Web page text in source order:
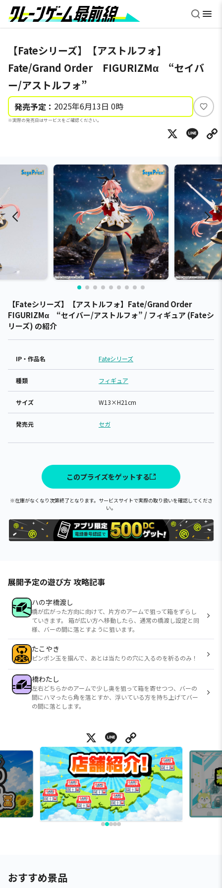
【Fateシリーズ】【アストルフォ】
Fate/Grand Order FIGURIZMα “セイバ
ー/アストルフォ”
発売予定： 2025年6月13日 0時
※実際の発売日はサービスをご確認ください。
い
ね
X
【Fateシリーズ】【アストルフォ】Fate/Grand Order
FIGURIZMα “セイバー/アストルフォ” / フィギュア (Fateシ
リーズ) の紹介
IP・作品名 Fateシリーズ
種類 フィギュア
サイズ W13×H21cm
発売元 セガ
このプライズをゲットする
※在庫がなくなり次第終了となります。サービスサイトで実際の取り扱いを確認してくださ
い。
展開予定の遊び方 攻略記事
ハの字橋渡し
橋が広がった方向に向けて、片方のアームで狙って箱をずらし
ていきます。 箱が広い方へ移動したら、通常の橋渡し設定と同
様、バーの間に落とすように狙います。
たこやき
ピンポン玉を掴んで、あとは当たりの穴に入るのを祈るのみ！
橋わたし
左右どちらかのアームで少し奥を狙って箱を寄せつつ、バーの
間にハマったら角を落とすか、浮いている方を持ち上げてバー
の間に落とします。
X Line
おすすめ景品